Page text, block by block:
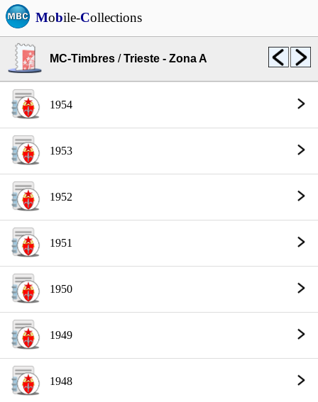
Mobile-Collections
MC-Timbres /Trieste - Zona A
1954
1953
1952
1951
1950
1949
1948